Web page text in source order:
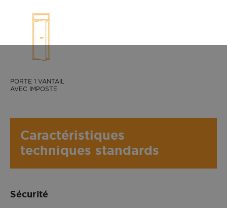
PORTE 1 VANTAIL
AVEC IMPOSTE
Caractéristiques
techniques standards
Sécurité